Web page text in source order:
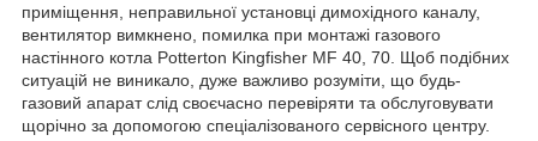
приміщення, неправильної установці димохідного каналу,
вентилятор вимкнено, помилка при монтажі газового
настінного котла Potterton Kingfisher MF 40, 70. Щоб подібних
ситуацій не виникало, дуже важливо розуміти, що будь-
газовий апарат слід своєчасно перевіряти та обслуговувати
щорічно за допомогою спеціалізованого сервісного центру.